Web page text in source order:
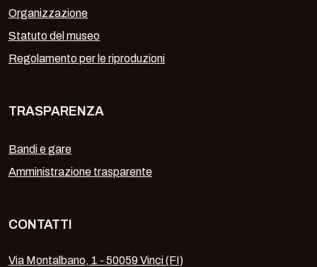
Organizzazione
Statuto del museo
Regolamento per le riproduzioni
TRASPARENZA
Bandi e gare
Amministrazione trasparente
CONTATTI
Via Montalbano, 1 - 50059 Vinci (FI)